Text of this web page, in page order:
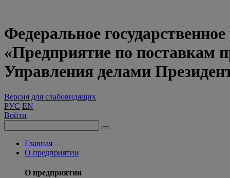
Федеральное
«Предприятие по поставкам
Управления делами
Версия для слабовидящих
РУС EN
Войти
Главная
О предприятии
О предприятии